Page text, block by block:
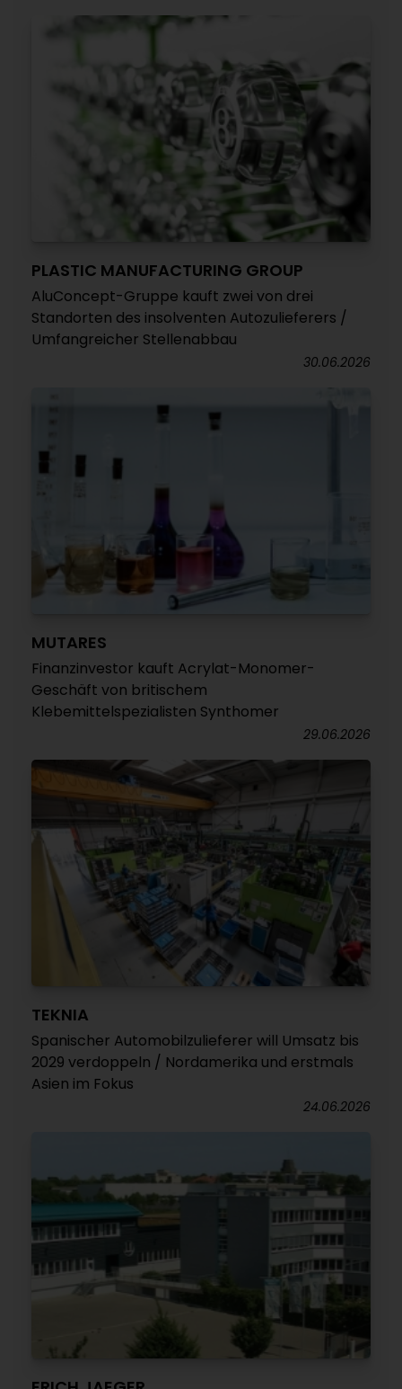
PLASTIC MANUFACTURING GROUP
AluConcept-Gruppe kauft zwei von drei
Standorten des insolventen Autozulieferers /
Umfangreicher Stellenabbau
30.06.2026
MUTARES
Finanzinvestor kauft Acrylat-Monomer-
Geschäft von britischem
Klebemittelspezialisten Synthomer
29.06.2026
TEKNIA
Spanischer Automobilzulieferer will Umsatz bis
2029 verdoppeln / Nordamerika und erstmals
Asien im Fokus
24.06.2026